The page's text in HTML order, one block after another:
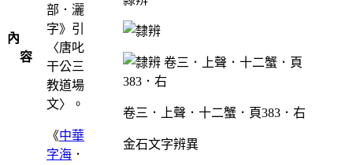
內
容
部．灑
字》引
〈唐叱
干公三
教道場
文〉。
《中華
字海 ．
卷三．上聲．十二蟹．頁383．右
金石文字辨異